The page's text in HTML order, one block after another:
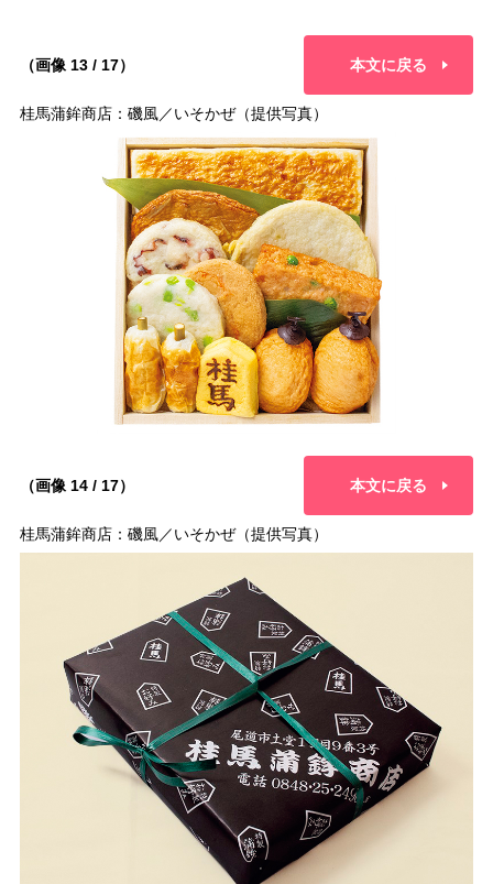
（画像 13 / 17） 本文に戻る
桂馬蒲鉾商店：磯風／いそかぜ（提供写真）
（画像 14 / 17） 本文に戻る
桂馬蒲鉾商店：磯風／いそかぜ（提供写真）